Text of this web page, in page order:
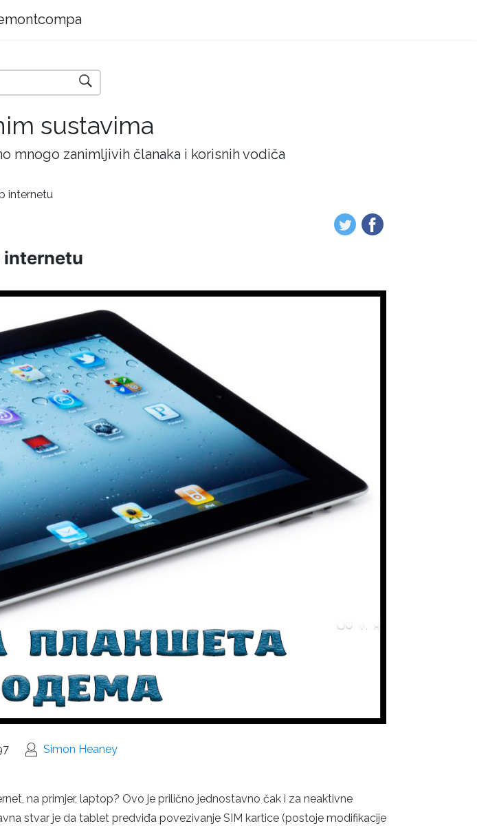
sustavima
mnogo zanimljivih članaka i korisnih vodiča
internetu
internetu
Simon Heaney
na primjer, laptop? Ovo je prilično jednostavno čak i za neaktivne
stvar je da tablet predviđa povezivanje SIM kartice (postoje modifikacije